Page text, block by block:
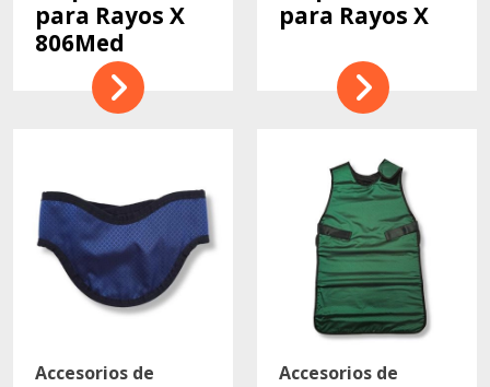
para Rayos X
806Med
para Rayos X
Accesorios de
Accesorios de